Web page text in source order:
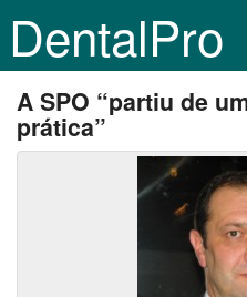
DentalPro
A SPO “partiu de
prática”